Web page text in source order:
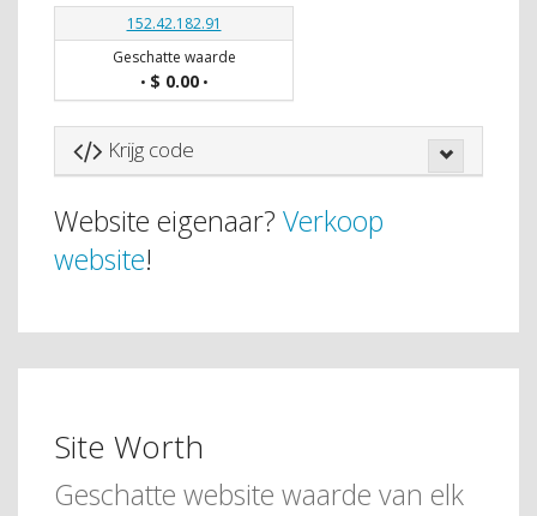
152.42.182.91
Geschatte waarde
• $ 0.00•
Krijg code
Website eigenaar? Verkoop
website!
Site Worth
Geschatte website waarde van elk